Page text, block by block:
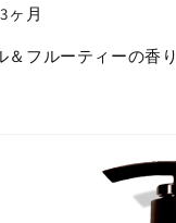
ヶ月
＆フルーティーの香り